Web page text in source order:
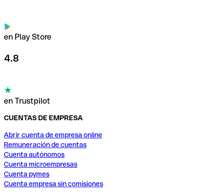
en Play Store
4.8
en Trustpilot
CUENTAS DE EMPRESA
Abrir cuenta de empresa online
Remuneración de cuentas
Cuenta autónomos
Cuenta microempresas
Cuenta pymes
Cuenta empresa sin comisiones